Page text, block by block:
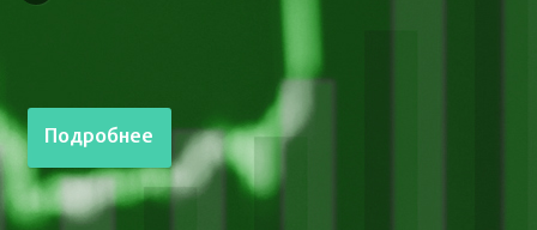
Подробнее